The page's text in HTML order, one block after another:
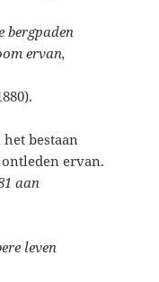
bergpaden
ervan,
bestaan
ervan.
aan
leven